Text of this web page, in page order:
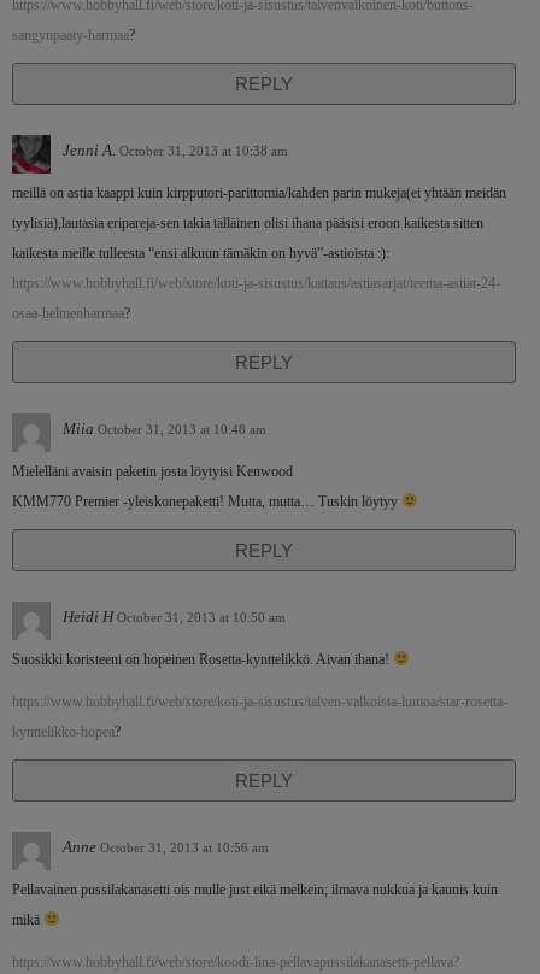
https://www.hobbyhall.fi/web/store/koti-ja-sisustus/talvenvalkoinen-koti/buttons-
sangynpaaty-harmaa?
REPLY
Jenni A. October 31, 2013 at 10:38 am
meillä on astia kaappi kuin kirpputori-parittomia/kahden parin mukeja(ei yhtään meidän
tyylisiä),lautasia eripareja-sen takia tälläinen olisi ihana pääsisi eroon kaikesta sitten
kaikesta meille tulleesta “ensi alkuun tämäkin on hyvä”-astioista :):
https://www.hobbyhall.fi/web/store/koti-ja-sisustus/kattaus/astiasarjat/teema-astiat-24-
osaa-helmenharmaa?
REPLY
Miia October 31, 2013 at 10:48 am
Mielelläni avaisin paketin josta löytyisi Kenwood
KMM770 Premier -yleiskonepaketti! Mutta, mutta… Tuskin löytyy
REPLY
Heidi H October 31, 2013 at 10:50 am
Suosikki koristeeni on hopeinen Rosetta-kynttelikkö. Aivan ihana!
https://www.hobbyhall.fi/web/store/koti-ja-sisustus/talven-valkoista-lumoa/star-rosetta-
kynttelikko-hopea?
REPLY
Anne October 31, 2013 at 10:56 am
Pellavainen pussilakanasetti ois mulle just eikä melkein; ilmava nukkua ja kaunis kuin
mikä
https://www.hobbyhall.fi/web/store/koodi-lina-pellavapussilakanasetti-pellava?